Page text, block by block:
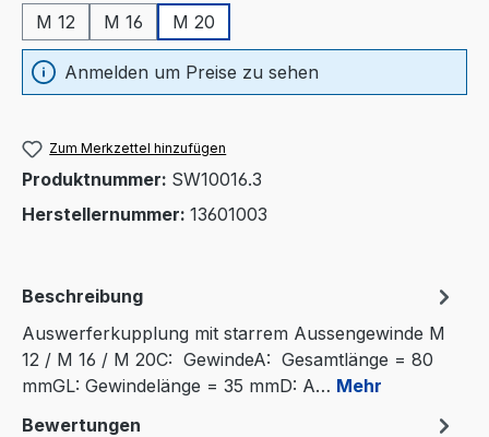
M 12
M 16 M 20
Anmelden um Preise zu sehen
Zum Merkzettel hinzufügen
Produktnummer: SW10016.3
Herstellernummer: 13601003
Beschreibung
Auswerferkupplung mit starrem Aussengewinde M
12 / M 16 / M 20C: GewindeA: Gesamtlänge = 80
mmGL: Gewindelänge = 35 mmD: A… Mehr
Bewertungen